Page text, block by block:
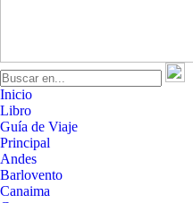
Inicio
Libro
Guía de Viaje
Principal
Andes
Barlovento
Canaima